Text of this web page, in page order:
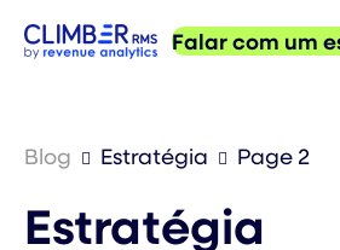
Falar com um
Blog Estratégia Page 2
Estratégia